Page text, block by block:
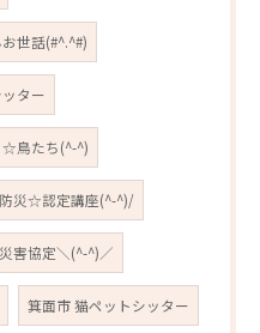
世話(#^.^#)
ター
☆鳥たち(^-^)
災☆認定講座(^-^)/
害協定＼(^-^)／
箕面市 猫ペットシッター